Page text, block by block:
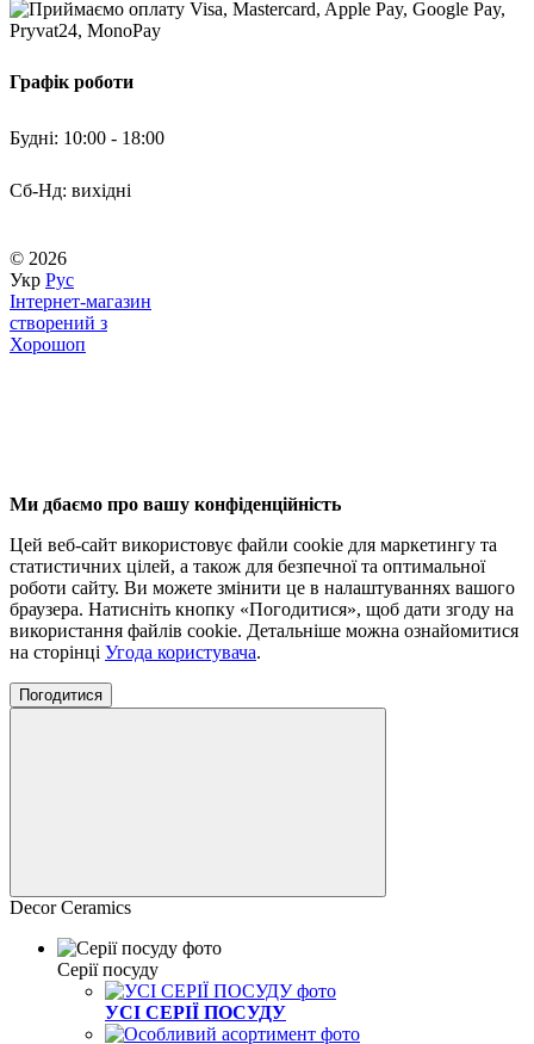
Графік роботи
Будні: 10:00 - 18:00
Сб-Нд: вихідні
© 2026
Укр Рус
Інтернет-магазин
створений з
Хорошоп
Ми дбаємо про вашу конфіденційність
Цей веб-сайт використовує файли cookie для маркетингу та
статистичних цілей, а також для безпечної та оптимальної
роботи сайту. Ви можете змінити це в налаштуваннях вашого
браузера. Натисніть кнопку «Погодитися», щоб дати згоду на
використання файлів cookie. Детальніше можна ознайомитися
на сторінці Угода користувача.
Погодитися
Decor Ceramics
Серії посуду
УСІ СЕРІЇ ПОСУДУ